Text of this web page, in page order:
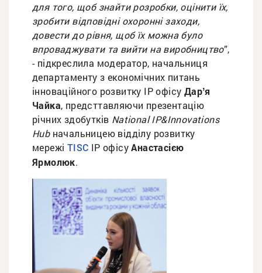
для того, щоб знайти розробки, оцінити їх,
зробити відповідні охоронні заходи,
довести до рівня, щоб їх можна було
впроваджувати та вийти на виробництво”,
- підкреслила модератор, начальниця
департаменту з економічних питань
інноваційного розвитку ІР офісу Дарʼя
Чайка, предсттавляючи презентацію
річних здобутків National IP&Innovations
Hub начальницею відділу розвитку
мережі TISC ІР офісуАнастасією
Ярмолюк.